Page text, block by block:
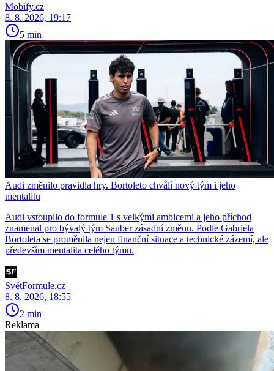
Mobify.cz
8. 8. 2026, 19:17
5 min
Audi změnilo pravidla hry. Bortoleto chválí nový tým i jeho
mentalitu
Audi vstoupilo do formule 1 s velkými ambicemi a jeho příchod
znamenal pro bývalý tým Sauber zásadní změnu. Podle Gabriela
Bortoleta se proměnila nejen finanční situace a technické zázemí, ale
především mentalita celého týmu.
SvětFormule.cz
8. 8. 2026, 18:55
2 min
Reklama